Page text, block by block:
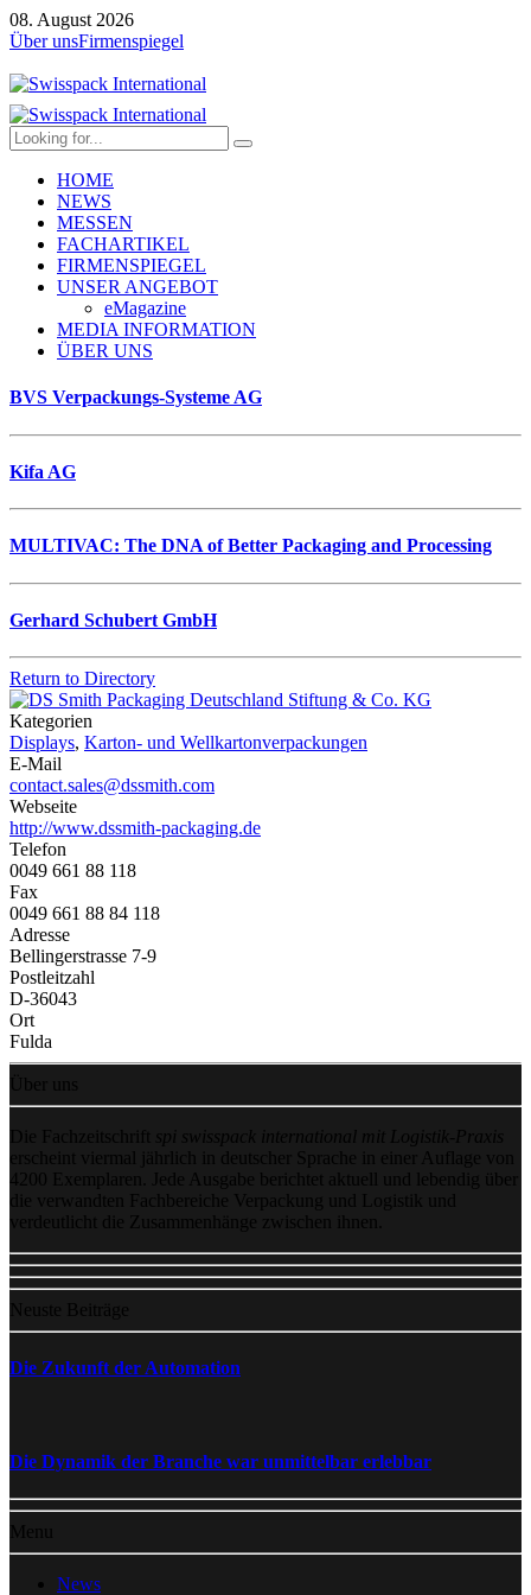
08. August 2026
Über unsFirmenspiegel
HOME
NEWS
MESSEN
FACHARTIKEL
FIRMENSPIEGEL
UNSER ANGEBOT
eMagazine
MEDIA INFORMATION
ÜBER UNS
BVS Verpackungs-Systeme AG
Kifa AG
MULTIVAC: The DNA of Better Packaging and Processing
Gerhard Schubert GmbH
Return to Directory
Kategorien
Displays, Karton- und Wellkartonverpackungen
E-Mail
contact.sales@dssmith.com
Webseite
http://www.dssmith-packaging.de
Telefon
0049 661 88 118
Fax
0049 661 88 84 118
Adresse
Bellingerstrasse 7-9
Postleitzahl
D-36043
Ort
Fulda
Über uns
Die Fachzeitschrift
spi swisspack international mit Logistik-Praxis
erscheint viermal jährlich in deutscher Sprache in einer Auflage von
4200 Exemplaren. Jede Ausgabe berichtet aktuell und lebendig über
die verwandten Fachbereiche Verpackung und Logistik und
verdeutlicht die Zusammenhänge zwischen ihnen.
Neuste Beiträge
Die Zukunft der Automation
Die Dynamik der Branche war unmittelbar erlebbar
Menu
News